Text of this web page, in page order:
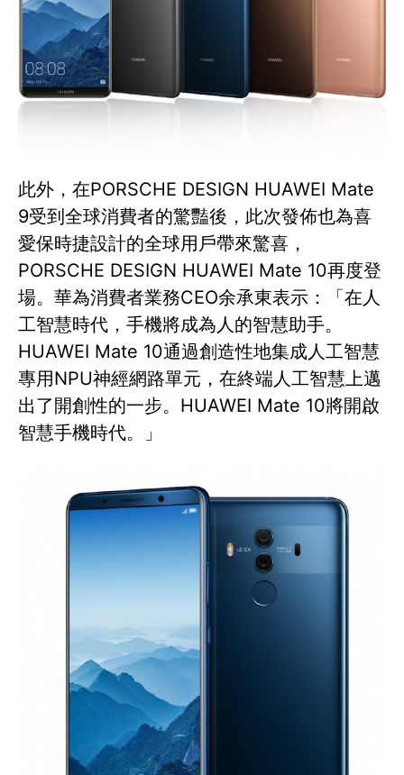
此外，在PORSCHE DESIGN HUAWEI Mate
9受到全球消費者的驚豔後，此次發佈也為喜
愛保時捷設計的全球用戶帶來驚喜，
PORSCHE DESIGN HUAWEI Mate 10再度登
場。華為消費者業務CEO余承東表示：「在人
工智慧時代，手機將成為人的智慧助手。
HUAWEI Mate 10通過創造性地集成人工智慧
專用NPU神經網路單元，在終端人工智慧上邁
出了開創性的一步。HUAWEI Mate 10將開啟
智慧手機時代。」